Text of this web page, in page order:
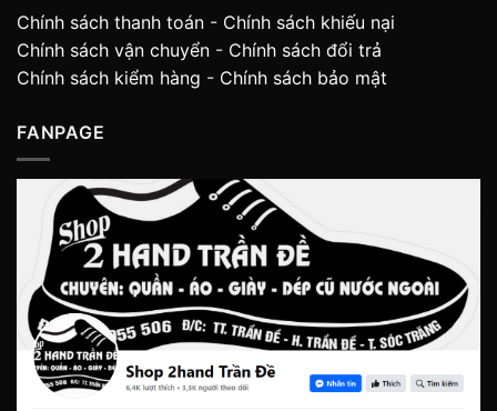
Chính sách thanh toán - Chính sách khiếu nại
Chính sách vận chuyển - Chính sách đổi trả
Chính sách kiểm hàng - Chính sách bảo mật
FANPAGE